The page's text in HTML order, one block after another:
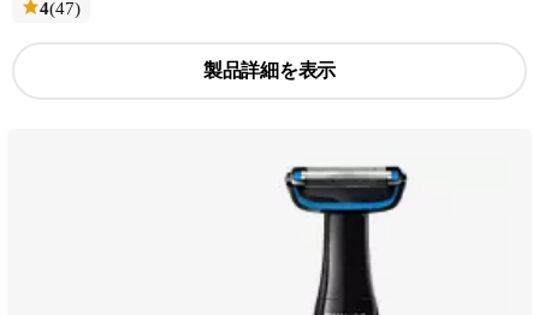
4(47レ
)
製品詳細を表示